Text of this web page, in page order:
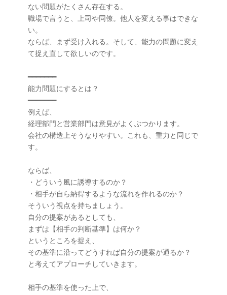
ない問題がたくさん存在する。
職場で言うと、上司や同僚。他人を変える事はできな
い。
ならば、まず受け入れる。そして、能力の問題に変え
て捉え直して欲しいのです。
━━━━━━━
能力問題にするとは？
━━━━━━━
例えば、
経理部門と営業部門は意見がよくぶつかります。
会社の構造上そうなりやすい。これも、重力と同じで
す。
ならば、
・どういう風に誘導するのか？
・相手が自ら納得するような流れを作れるのか？
そういう視点を持ちましょう。
自分の提案があるとしても、
まずは【相手の判断基準】は何か？
というところを捉え、
その基準に沿ってどうすれば自分の提案が通るか？
と考えてアプローチしていきます。
相手の基準を使った上で、